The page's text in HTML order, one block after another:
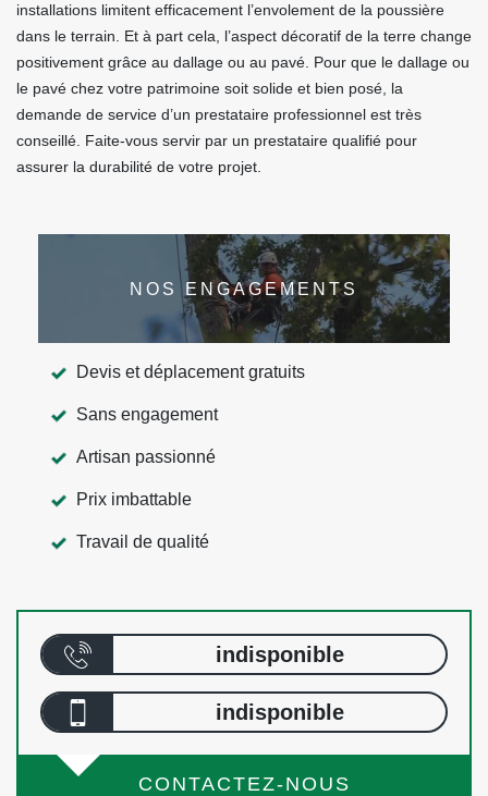
installations limitent efficacement l’envolement de la poussière
dans le terrain. Et à part cela, l’aspect décoratif de la terre change
positivement grâce au dallage ou au pavé. Pour que le dallage ou
le pavé chez votre patrimoine soit solide et bien posé, la
demande de service d’un prestataire professionnel est très
conseillé. Faite-vous servir par un prestataire qualifié pour
assurer la durabilité de votre projet.
NOS ENGAGEMENTS
Devis et déplacement gratuits
Sans engagement
Artisan passionné
Prix imbattable
Travail de qualité
indisponible
indisponible
CONTACTEZ-NOUS